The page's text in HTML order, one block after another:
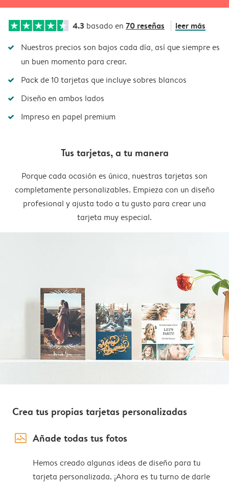
4.3 basado en 70 reseñas leer más
Nuestros precios son bajos cada día, así que siempre es
un buen momento para crear.
Pack de 10 tarjetas que incluye sobres blancos
Diseño en ambos lados
Impreso en papel premium
Tus tarjetas, a tu manera
Porque cada ocasión es única, nuestras tarjetas son
completamente personalizables. Empieza con un diseño
profesional y ajusta todo a tu gusto para crear una
tarjeta muy especial.
Crea tus propias tarjetas personalizadas
image_placeholder Añade todas tus fotos
Hemos creado algunas ideas de diseño para tu
tarjeta personalizada. ¡Ahora es tu turno de darle